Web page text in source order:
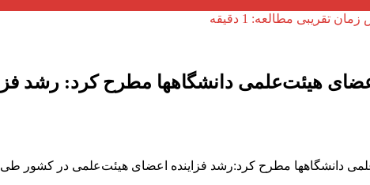
زمان تقریبی مطالعه: 1 دقیقه
کرد:رشد فزاینده اعضای هیئت‌علمی در کشور طی 25 سال اخیر/ نخبگان در دانشگاه‌ها حفظ شوند